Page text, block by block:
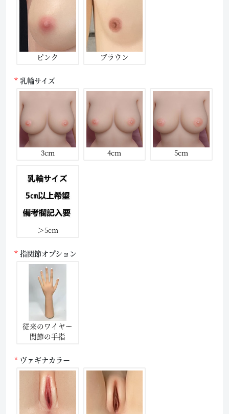
ピンク ブラウン
乳輪サイズ
3cm 4cm 5cm
＞5cm
指関節オプション
従来のワイヤー
関節の手指
ヴァギナカラー